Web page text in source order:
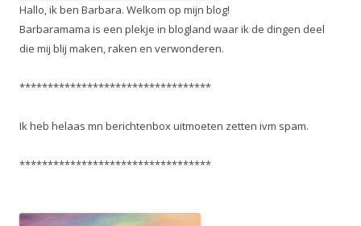
Hallo, ik ben Barbara. Welkom op mijn blog!
Barbaramama is een plekje in blogland waar ik de dingen deel
die mij blij maken, raken en verwonderen.
**********************************
Ik heb helaas mn berichtenbox uitmoeten zetten ivm spam.
**********************************